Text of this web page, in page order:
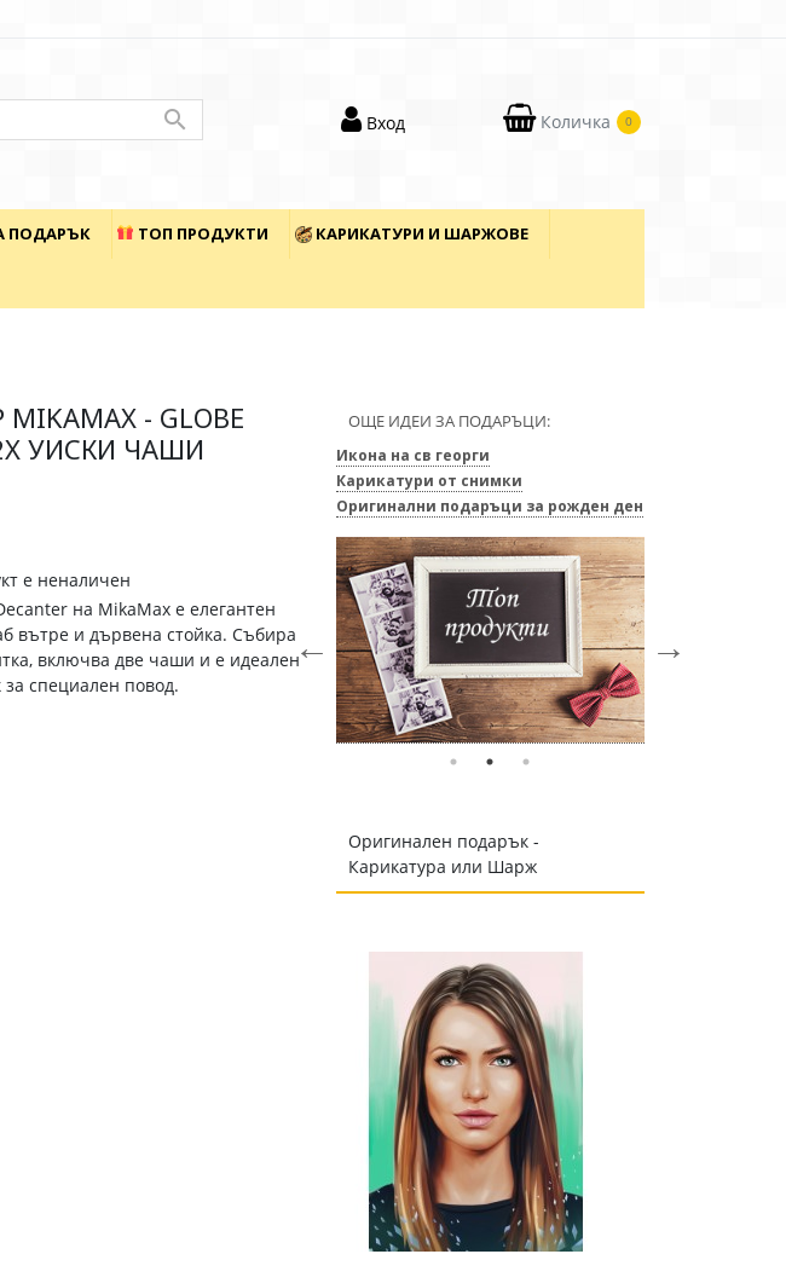
 Вход Количка 0
ПОДАРЪК ТОП ПРОДУКТИ КАРИКАТУРИ И ШАРЖОВЕ
- GLOBE
2X УИСКИ ЧАШИ
е неналичен
на MikaMax е елегантен
вътре и дървена стойка. Събира
включва две чаши и е идеален
специален повод.
ОЩЕ ИДЕИ ЗА ПОДАРЪЦИ:
Икона на св георги
Карикатури от снимки
Оригинални подаръци за рожден ден
Оригинален подарък -
Карикатура или Шарж